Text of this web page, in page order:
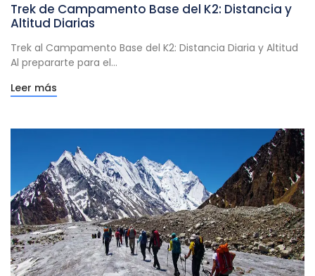
Trek de Campamento Base del K2: Distancia y
Altitud Diarias
Trek al Campamento Base del K2: Distancia Diaria y Altitud
Al prepararte para el...
Leer más